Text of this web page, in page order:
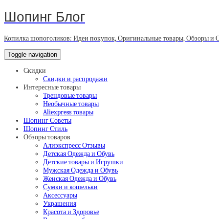
Шопинг Блог
Копилка шопоголиков: Идеи покупок, Оригинальные товары, Обзоры и
Toggle navigation
Скидки
Скидки и распродажи
Интересные товары
Трендовые товары
Необычные товары
Aliexpress товары
Шопинг Советы
Шопинг Стиль
Обзоры товаров
Алиэкспресс Отзывы
Детская Одежда и Обувь
Детские товары и Игрушки
Мужская Одежда и Обувь
Женская Одежда и Обувь
Сумки и кошельки
Аксессуары
Украшения
Красота и Здоровье